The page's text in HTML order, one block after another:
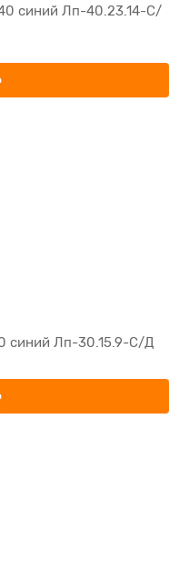
синий Лп-40.23.14-С/
синий Лп-30.15.9-С/Д